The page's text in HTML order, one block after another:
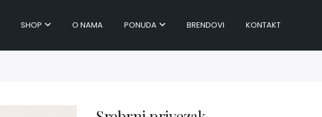
SHOP O NAMA PONUDA BRENDOVI KONTAKT